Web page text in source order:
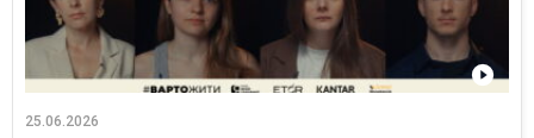
25.06.2026